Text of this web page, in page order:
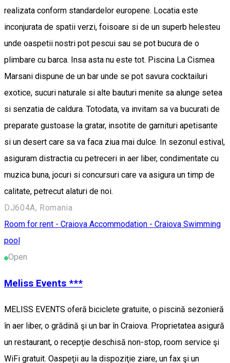
realizata conform standardelor europene. Locatia este
inconjurata de spatii verzi, foisoare si de un superb helesteu
unde oaspetii nostri pot pescui sau se pot bucura de o
plimbare cu barca. Insa asta nu este tot. Piscina La Cismea
Marsani dispune de un bar unde se pot savura cocktailuri
exotice, sucuri naturale si alte bauturi menite sa alunge setea
si senzatia de caldura. Totodata, va invitam sa va bucurati de
preparate gustoase la gratar, insotite de garnituri apetisante
si un desert care sa va faca ziua mai dulce. In sezonul estival,
asiguram distractia cu petreceri in aer liber, condimentate cu
muzica buna, jocuri si concursuri care va asigura un timp de
calitate, petrecut alaturi de noi.
DJ604A, Romania
Room for rent - Craiova Accommodation - Craiova Swimming
pool
Open
Meliss Events ***
MELISS EVENTS oferă biciclete gratuite, o piscină sezonieră
în aer liber, o grădină şi un bar în Craiova. Proprietatea asigură
un restaurant, o recepţie deschisă non-stop, room service şi
WiFi gratuit. Oaspeţii au la dispoziţie ziare, un fax şi un